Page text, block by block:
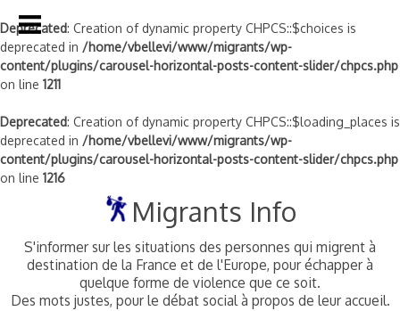
Deprecated: Creation of dynamic property CHPCS::$choices is
deprecated in /home/vbellevi/www/migrants/wp-
content/plugins/carousel-horizontal-posts-content-slider/chpcs.php
on line 1211
Deprecated: Creation of dynamic property CHPCS::$loading_places is
deprecated in /home/vbellevi/www/migrants/wp-
content/plugins/carousel-horizontal-posts-content-slider/chpcs.php
on line 1216
Migrants Info
S'informer sur les situations des personnes qui migrent à
destination de la France et de l'Europe, pour échapper à
quelque forme de violence que ce soit.
Des mots justes, pour le débat social à propos de leur accueil.